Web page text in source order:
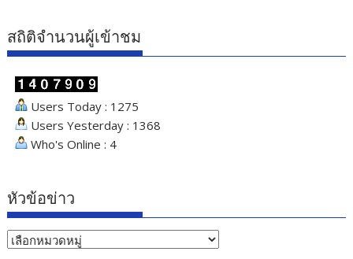
สถิติจำนวนผู้เข้าชม
Users Today : 1275
Users Yesterday : 1368
Who's Online : 4
หัวข้อข่าว
หัวข้อ